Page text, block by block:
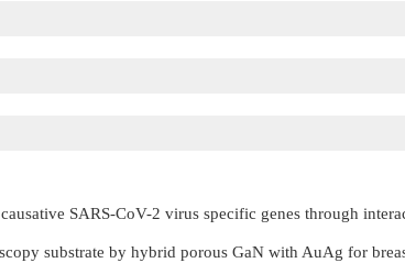
SARS-CoV-2 virus specific genes through
substrate by hybrid porous GaN with AuAg for